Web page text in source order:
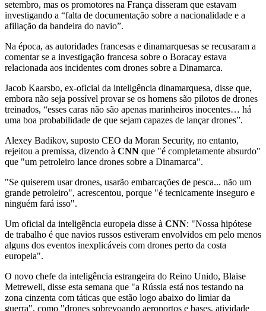
setembro, mas os promotores na França disseram que estavam
investigando a “falta de documentação sobre a nacionalidade e a
afiliação da bandeira do navio”.
Na época, as autoridades francesas e dinamarquesas se recusaram a
comentar se a investigação francesa sobre o Boracay estava
relacionada aos incidentes com drones sobre a Dinamarca.
Jacob Kaarsbo, ex-oficial da inteligência dinamarquesa, disse que,
embora não seja possível provar se os homens são pilotos de drones
treinados, “esses caras não são apenas marinheiros inocentes… há
uma boa probabilidade de que sejam capazes de lançar drones”.
Alexey Badikov, suposto CEO da Moran Security, no entanto,
rejeitou a premissa, dizendo à CNN que "é completamente absurdo"
que "um petroleiro lance drones sobre a Dinamarca".
"Se quiserem usar drones, usarão embarcações de pesca... não um
grande petroleiro", acrescentou, porque "é tecnicamente inseguro e
ninguém fará isso".
Um oficial da inteligência europeia disse à CNN: "Nossa hipótese
de trabalho é que navios russos estiveram envolvidos em pelo menos
alguns dos eventos inexplicáveis ​​com drones perto da costa
europeia".
O novo chefe da inteligência estrangeira do Reino Unido, Blaise
Metreweli, disse esta semana que "a Rússia está nos testando na
zona cinzenta com táticas que estão logo abaixo do limiar da
guerra", como "drones sobrevoando aeroportos e bases, atividade